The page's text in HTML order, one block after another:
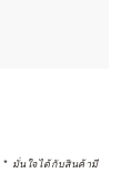
* มั่นใจได้กับสินค้ามี